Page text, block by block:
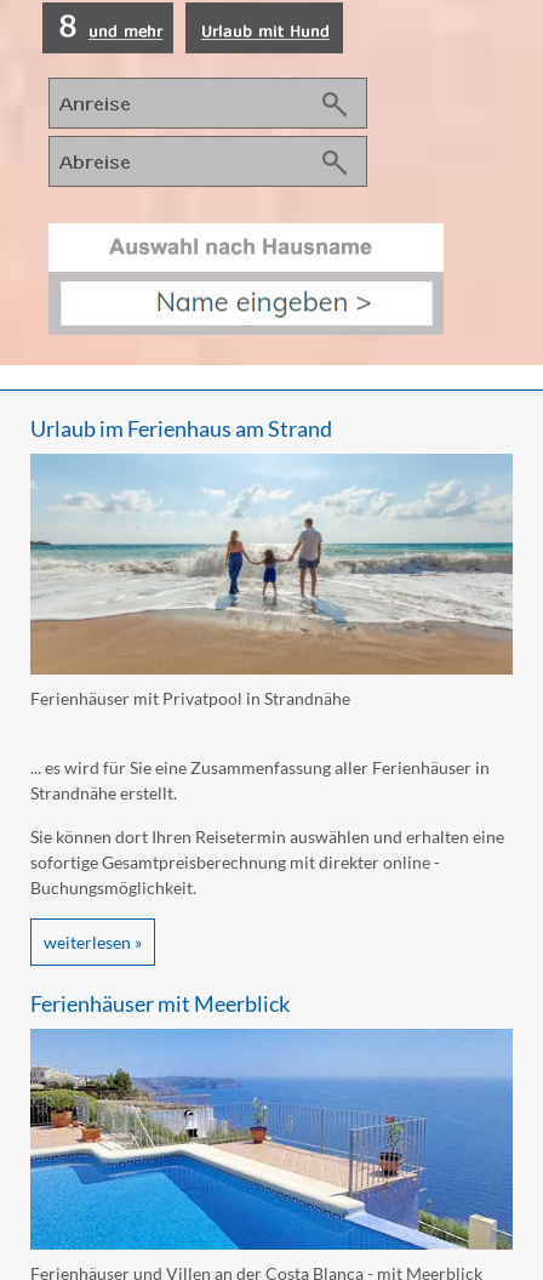
Urlaub im Ferienhaus am Strand
Ferienhäuser mit Privatpool in Strandnähe
... es wird für Sie eine Zusammenfassung aller Ferienhäuser in
Strandnähe erstellt.
Sie können dort Ihren Reisetermin auswählen und erhalten eine
sofortige Gesamtpreisberechnung mit direkter online -
Buchungsmöglichkeit.
weiterlesen »
Ferienhäuser mit Meerblick
Ferienhäuser und Villen an der Costa Blanca - mit Meerblick